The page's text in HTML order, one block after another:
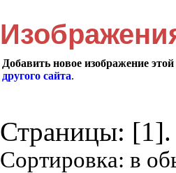
Добавить новое изображение
другого сайта.
Страницы:
Сортировка: в